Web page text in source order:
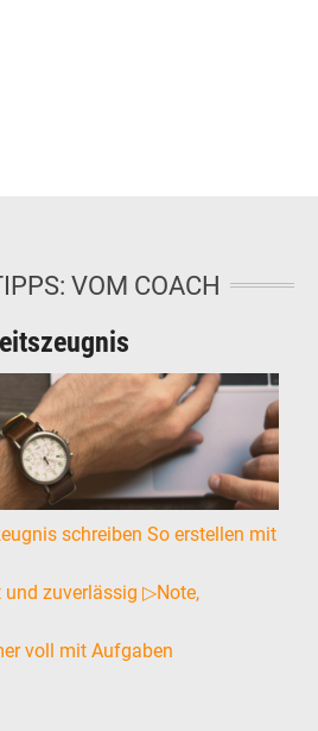
VOM COACH
schreiben So erstellen mit
zuverlässig ▷Note,
voll mit Aufgaben